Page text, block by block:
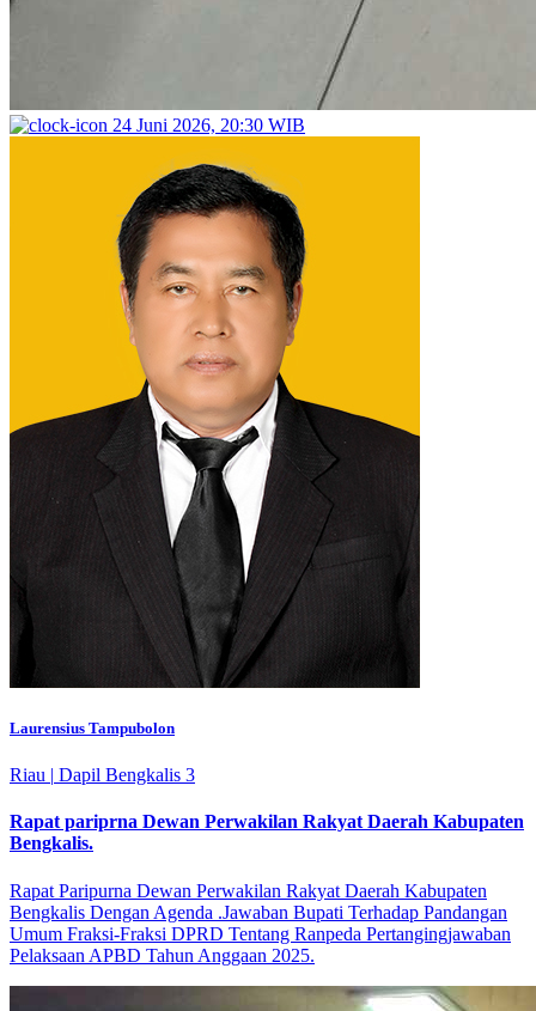
24 Juni 2026, 20:30 WIB
Laurensius Tampubolon
Riau | Dapil Bengkalis 3
Rapat pariprna Dewan Perwakilan Rakyat Daerah Kabupaten
Bengkalis.
Rapat Paripurna Dewan Perwakilan Rakyat Daerah Kabupaten
Bengkalis Dengan Agenda .Jawaban Bupati Terhadap Pandangan
Umum Fraksi-Fraksi DPRD Tentang Ranpeda Pertangingjawaban
Pelaksaan APBD Tahun Anggaan 2025.